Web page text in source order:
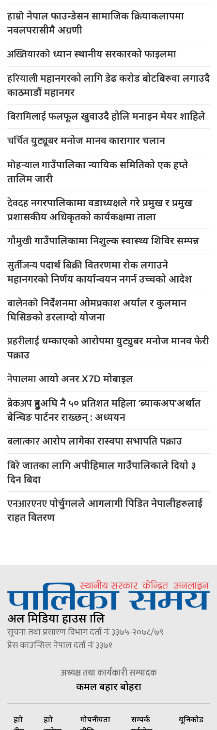
हाम्रोनेपाल फाउन्डेसन सामाजिक क्रियाकलापमा
नवलपरासीमै अग्रणी
अख्तियारको ध्यान स्थानीय सरकारको फाइलमा
हरियालीमहानगरको लागि डेढ करोड बोटबिरुवा लगाउदै
काठमाडौं महानगर
बिरामिलाईफलफूल खुवाउदै होलि मनाइन मेयर शाहिले
चर्चितयुट्यूबर मनोज मानव कारागार चलान
मोहन्यालगाउँपालिका न्यायिक समितिको एक हप्ते
तालिम जारी
देवदहनगरपालिकामा वडाध्यक्षले गरे प्रमुख र प्रमुख
प्रशासकीय अधिकृतको कार्यकक्षमा ताला
गौमुखीगाउँपालिकामा निशुल्क स्वास्थ्य शिविर सम्पन्न
सुर्तीजन्यपदार्थ बिक्री वितरणमा रोक लगाउने
महानगरको निर्णय कार्यान्वयन नगर्न उच्चको आदेश
बालेनकोनिर्देशनमा ओमप्रकाश अर्याल र कुलमान
घिसिङको डरलाग्दो योजना
प्रहरीलाई धम्काएको आरोपमा युट्युबर मनोज मानव फेरी
पक्राउ
नेपालमाआयो अनर X7D मोबाइल
ब्रेकअपहुनुअघि नै ५० प्रतिशत महिला ‘ब्याकअप’अर्थात
बेन्चिङ पार्टनर राख्छन् : अध्ययन
बलात्कारआरोप लागेका रास्वपा सभापति पक्राउ
बिरेजातका लागि अपीहिमाल गाउँपालिकाले दियो ३
दिन बिदा
एनआरएनएपोर्चुगलले आगलागी पिडित नेपालीहरुलाई
राहत वितरण
अल मिडिया हाउस प्रालि
सूचना तथा प्रसारण विभाग दर्ता नंः ३३७५-२०७८/७९
प्रेस काउन्सिल नेपाल दर्ता नंः ३३७१
अध्यक्ष तथा कार्यकारी सम्पादक
कमल बहादुर बोहरा
हाम्रो
हाम्रो
गोपनीयता
सम्पर्क
यूनिकोड